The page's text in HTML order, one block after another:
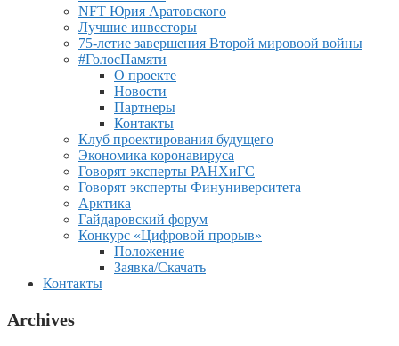
NFT Юрия Аратовского
Лучшие инвесторы
75-летие завершения Второй мировоой войны
#ГолосПамяти
О проекте
Новости
Партнеры
Контакты
Клуб проектирования будущего
Экономика коронавируса
Говорят эксперты РАНХиГС
Говорят эксперты Финуниверситета
Арктика
Гайдаровский форум
Конкурс «Цифровой прорыв»
Положение
Заявка/Скачать
Контакты
Archives